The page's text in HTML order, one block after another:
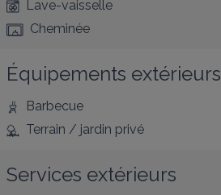
Lave-vaisselle
Cheminée
Équipements extérieurs
Barbecue
Terrain / jardin privé
Services extérieurs